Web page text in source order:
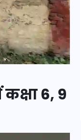
6, 9